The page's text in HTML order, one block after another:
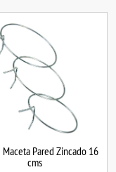
Pared Zincado 16
cms